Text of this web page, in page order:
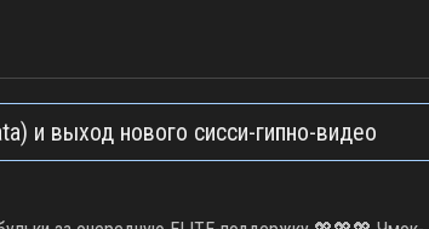
и выход нового сисси-гипно-видео